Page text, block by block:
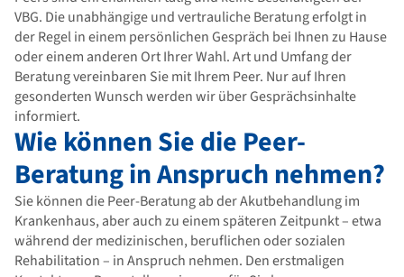
VBG. Die unabhängige und vertrauliche Beratung erfolgt in
der Regel in einem persönlichen Gespräch bei Ihnen zu Hause
oder einem anderen Ort Ihrer Wahl. Art und Umfang der
Beratung vereinbaren Sie mit Ihrem Peer. Nur auf Ihren
gesonderten Wunsch werden wir über Gesprächsinhalte
informiert.
Wie können Sie die Peer-
Beratung in Anspruch nehmen?
Sie können die Peer-Beratung ab der Akutbehandlung im
Krankenhaus, aber auch zu einem späteren Zeitpunkt – etwa
während der medizinischen, beruflichen oder sozialen
Rehabilitation – in Anspruch nehmen. Den erstmaligen